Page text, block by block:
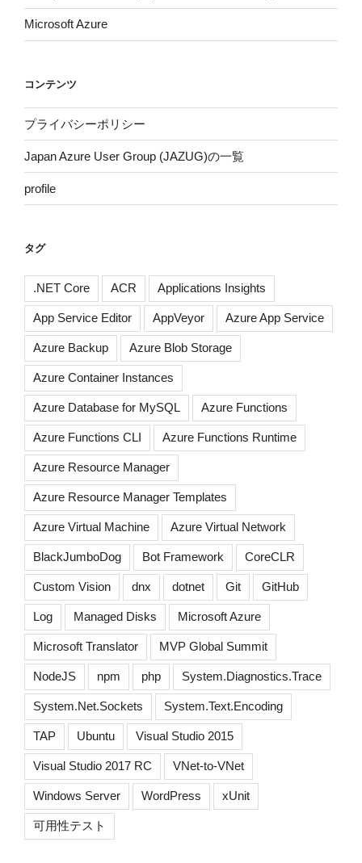
Microsoft Azure
コンテンツ
プライバシーポリシー
Japan Azure User Group (JAZUG)の一覧
profile
タグ
.NET Core ACR Applications Insights
App Service Editor AppVeyor Azure App Service
Azure Backup Azure Blob Storage
Azure Container Instances
Azure Database for MySQL Azure Functions
Azure Functions CLI Azure Functions Runtime
Azure Resource Manager
Azure Resource Manager Templates
Azure Virtual Machine Azure Virtual Network
BlackJumboDog Bot Framework CoreCLR
Custom Vision dnx dotnet Git GitHub
Log Managed Disks Microsoft Azure
Microsoft Translator MVP Global Summit
NodeJS npm php System.Diagnostics.Trace
System.Net.Sockets System.Text.Encoding
TAP Ubuntu Visual Studio 2015
Visual Studio 2017 RC VNet-to-VNet
Windows Server WordPress xUnit
可用性テスト